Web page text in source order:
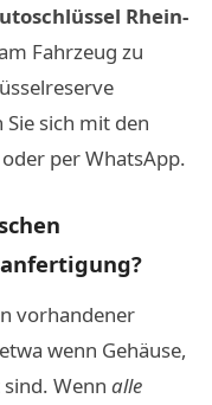
Rhein-
Fahrzeug zu
sich mit den
per WhatsApp.
vorhandener
wenn Gehäuse,
Wenn alle